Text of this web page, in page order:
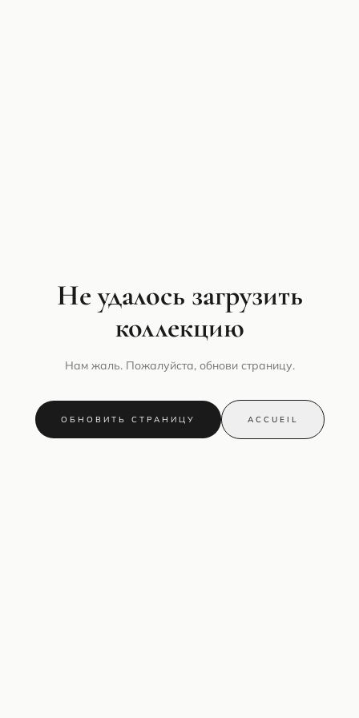
Не удалось загрузить
коллекцию
Нам жаль. Пожалуйста, обнови страницу.
ОБНОВИТЬ СТРАНИЦУ ACCUEIL